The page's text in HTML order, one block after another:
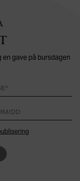
en gave på bursdagen